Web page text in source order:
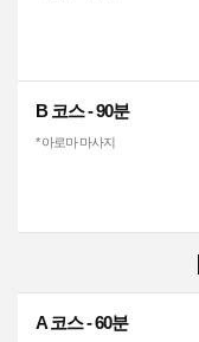
B 코스 - 90분
* 아로마 마사지
A 코스 - 60분